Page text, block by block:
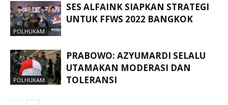
POLHUKAM
SES ALFAINK SIAPKAN STRATEGI
UNTUK FFWS 2022 BANGKOK
POLHUKAM
PRABOWO: AZYUMARDI SELALU
UTAMAKAN MODERASI DAN
TOLERANSI